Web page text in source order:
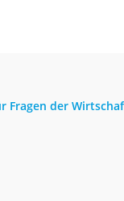
Fragen der